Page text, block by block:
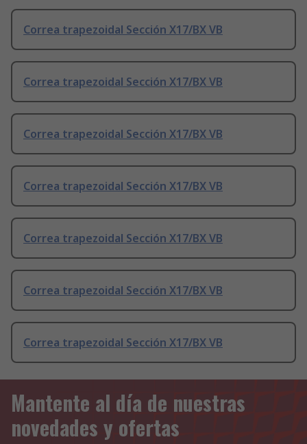
Correa trapezoidal Sección X17/BX VB
Correa trapezoidal Sección X17/BX VB
Correa trapezoidal Sección X17/BX VB
Correa trapezoidal Sección X17/BX VB
Correa trapezoidal Sección X17/BX VB
Correa trapezoidal Sección X17/BX VB
Correa trapezoidal Sección X17/BX VB
Mantente al día de nuestras
novedades y ofertas